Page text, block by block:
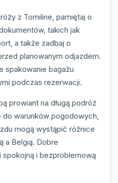
z Tomiline, pamiętaj o
takich jak
a także zadbaj o
planowanym odjazdem.
spakowanie bagażu
podczas rezerwacji.
prowiant na długą podróż
warunków pogodowych,
mogą wystąpić różnice
a Belgią. Dobre
i bezproblemową